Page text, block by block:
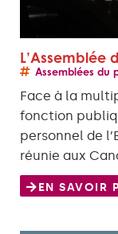
L’Assemblée
Assemblées du
Face à la
fonction
personnel de
réunie aux
EN SAVOIR